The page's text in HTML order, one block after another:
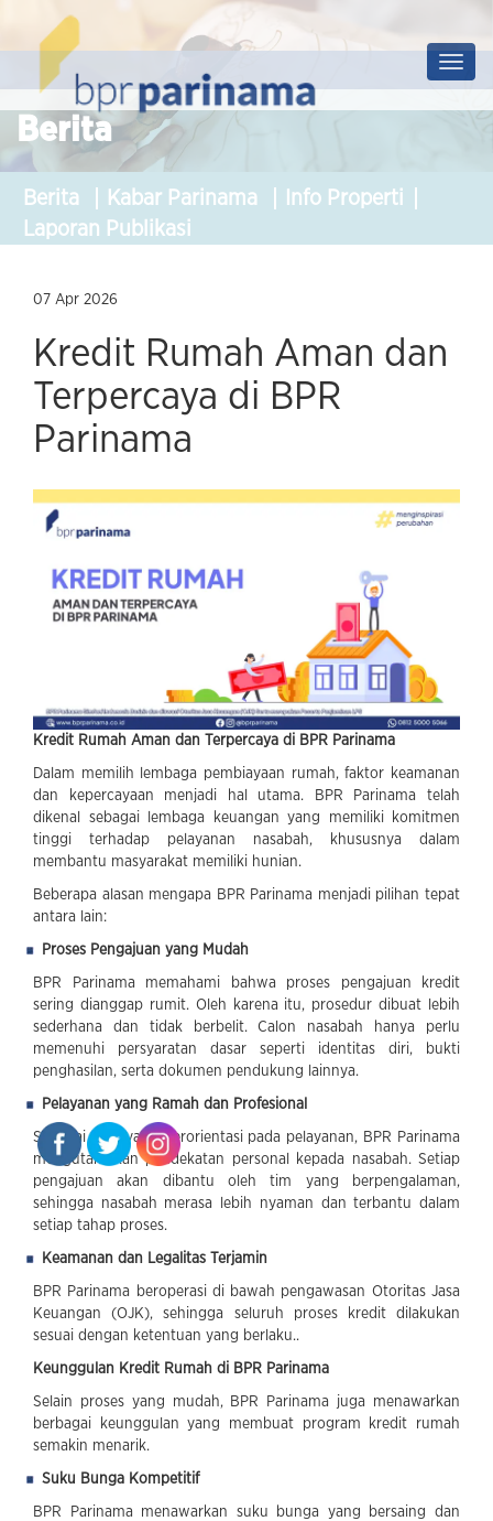
Prof
Berita
Berita Kabar Parinama
Info Properti
Laporan Publikasi
07 Apr 2026
Kredit Rumah Aman dan
Terpercaya di BPR
Parinama
Kredit Rumah Aman dan Terpercaya di BPR Parinama
Dalam memilih lembaga pembiayaan rumah, faktor keamanan
dan kepercayaan menjadi hal utama. BPR Parinama telah
dikenal sebagai lembaga keuangan yang memiliki komitmen
tinggi terhadap pelayanan nasabah, khususnya dalam
membantu masyarakat memiliki hunian.
Beberapa alasan mengapa BPR Parinama menjadi pilihan tepat
antara lain:
Proses Pengajuan yang Mudah
BPR Parinama memahami bahwa proses pengajuan kredit
sering dianggap rumit. Oleh karena itu, prosedur dibuat lebih
sederhana dan tidak berbelit. Calon nasabah hanya perlu
memenuhi persyaratan dasar seperti identitas diri, bukti
penghasilan, serta dokumen pendukung lainnya.
Pelayanan yang Ramah dan Profesional
Sebagai BPR yang berorientasi pada pelayanan, BPR Parinama
mengutamakan pendekatan personal kepada nasabah. Setiap
pengajuan akan dibantu oleh tim yang berpengalaman,
sehingga nasabah merasa lebih nyaman dan terbantu dalam
setiap tahap proses.
Keamanan dan Legalitas Terjamin
BPR Parinama beroperasi di bawah pengawasan Otoritas Jasa
Keuangan (OJK), sehingga seluruh proses kredit dilakukan
sesuai dengan ketentuan yang berlaku..
Keunggulan Kredit Rumah di BPR Parinama
Selain proses yang mudah, BPR Parinama juga menawarkan
berbagai keunggulan yang membuat program kredit rumah
semakin menarik.
Suku Bunga Kompetitif
BPR Parinama menawarkan suku bunga yang bersaing dan